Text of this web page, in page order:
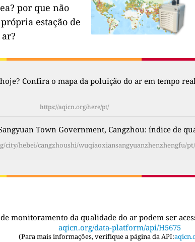
por que não
estação de
Confira o mapa da poluição do ar em tempo
https://aqicn.org/here/pt/
Town Government, Cangzhou: índice de
city/hebei/cangzhoushi/wuqiaoxiansangyuanzhenzhengfu/pt/
monitoramento da qualidade do ar podem ser
aqicn.org/data-platform/api/H5675
(Para mais informações, verifique a página da API: